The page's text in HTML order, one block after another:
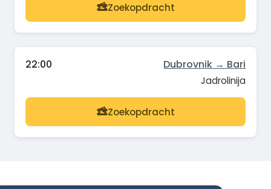
Zoekopdracht
22:00 Dubrovnik → Bari
Jadrolinija
Zoekopdracht